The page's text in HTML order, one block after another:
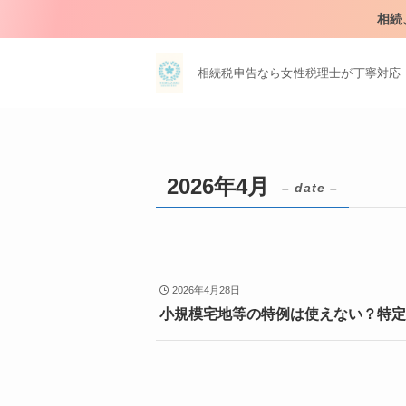
相続
相続税申告なら女性税理士が丁寧対応
2026年4月 – date –
2026年4月28日
小規模宅地等の特例は使えない？特